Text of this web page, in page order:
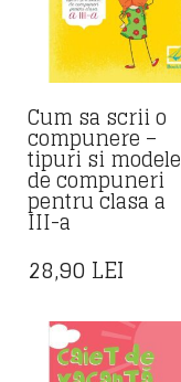
Cum sa scrii o
compunere –
tipuri si modele
de compuneri
pentru clasa a
III-a
28,90 LEI